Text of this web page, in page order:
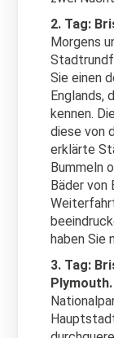
2. Tag:
Morgens
Sie einen
Englands,
kennen.
diese von
erklärte
Bummeln
Bäder von
haben Sie
3. Tag:
Plymouth.